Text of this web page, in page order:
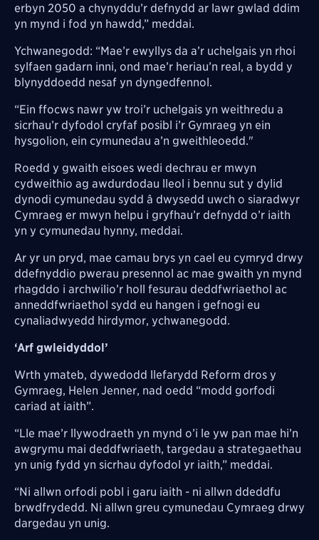
erbyn 2050 a chynyddu’r defnydd ar lawr gwlad ddim
yn mynd i fod yn hawdd,” meddai.
Ychwanegodd: “Mae’r ewyllys da a’r uchelgais yn rhoi
sylfaen gadarn inni, ond mae’r heriau’n real, a bydd y
blynyddoedd nesaf yn dyngedfennol.
“Ein ffocws nawr yw troi’r uchelgais yn weithredu a
sicrhau’r dyfodol cryfaf posibl i’r Gymraeg yn ein
hysgolion, ein cymunedau a’n gweithleoedd."
Roedd y gwaith eisoes wedi dechrau er mwyn
cydweithio ag awdurdodau lleol i bennu sut y dylid
dynodi cymunedau sydd â dwysedd uwch o siaradwyr
Cymraeg er mwyn helpu i gryfhau’r defnydd o’r iaith
yn y cymunedau hynny, meddai.
Ar yr un pryd, mae camau brys yn cael eu cymryd drwy
ddefnyddio pwerau presennol ac mae gwaith yn mynd
rhagddo i archwilio’r holl fesurau deddfwriaethol ac
anneddfwriaethol sydd eu hangen i gefnogi eu
cynaliadwyedd hirdymor, ychwanegodd.
‘Arf gwleidyddol’
Wrth ymateb, dywedodd llefarydd Reform dros y
Gymraeg, Helen Jenner, nad oedd “modd gorfodi
cariad at iaith”.
“Lle mae’r llywodraeth yn mynd o’i le yw pan mae hi’n
awgrymu mai deddfwriaeth, targedau a strategaethau
yn unig fydd yn sicrhau dyfodol yr iaith,” meddai.
“Ni allwn orfodi pobl i garu iaith - ni allwn ddeddfu
brwdfrydedd. Ni allwn greu cymunedau Cymraeg drwy
dargedau yn unig.